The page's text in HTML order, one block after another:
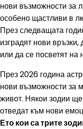
нови възможности за
особено щастливи в
През следващата
изградят нови
или да се посветят
През 2026 година
нови възможности за
живот. Някои зодии
отведат към нови
Ето кои са трите